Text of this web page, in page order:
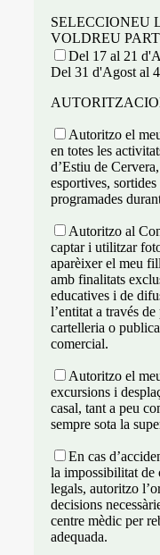
SELECCIONEU
VOLDREU
Del 17 al 21
Del 31 d'Agost al
Autoritzo el
en totes les
d’Estiu de
esportives,
programades
Autoritzo al
captar i utilitzar
aparèixer el meu
amb finalitats
educatives i de
l’entitat a través
cartelleria o
comercial.
Autoritzo el
excursions i
casal, tant a peu
sempre sota la
En cas
la impossibilitat de
legals, autoritzo
decisions
centre mèdic per
adequada.